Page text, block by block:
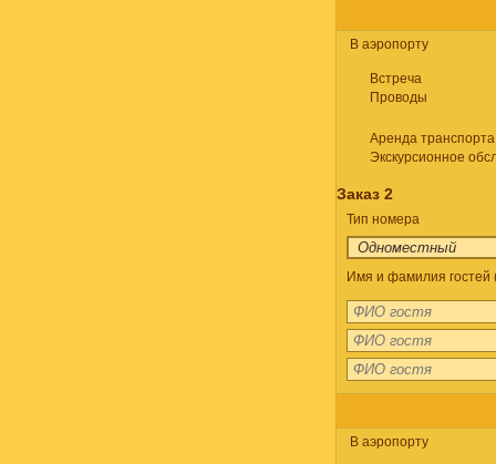
В аэропорту
Встреча
Проводы
Аренда транспорта
Экскурсионное
Заказ 2
Тип номера
Имя и фамилия гостей
В аэропорту